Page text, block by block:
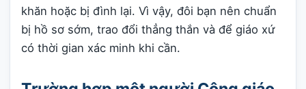
khăn hoặc bị đình lại. Vì vậy, đôi bạn nên chuẩn
bị hồ sơ sớm, trao đổi thẳng thắn và để giáo xứ
có thời gian xác minh khi cần.